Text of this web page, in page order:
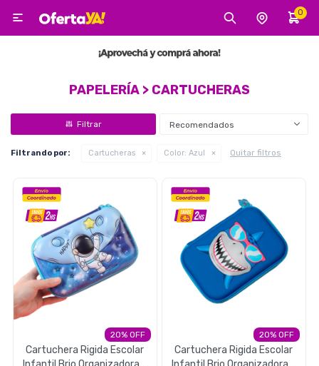
0

PAPELERÍA > CARTUCHERAS
Recomendados
Filtrando por: Cartucheras Color: Azul Quitar filtros
20
Cartuchera Rigida Escolar
20
Cartuchera Rigida Escolar
MI CUENTA
Tecnología
Tv, Audio y Video
Gaming
Electrodomésticos